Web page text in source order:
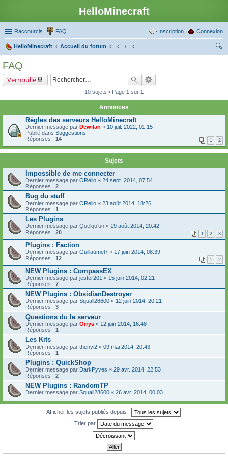
HelloMinecraft
Raccourcis FAQ Connexion
Inscription
HelloMinecraft
Accueil du forum
FAQ
Verrouillé
10 sujets • Page 1 sur 1
Annonces
Règles des serveurs HelloMinecraft
Dernier message par Dewilan « 10 juil. 2022, 01:15
Publié dans Suggestions
Réponses : 14 1 2
Sujets
Impossible de me connecter
Dernier message par ORelio « 24 sept. 2014, 07:54
Réponses : 2
Bug du stuff
Dernier message par ORelio « 23 août 2014, 18:26
Réponses : 1
Les Plugins
Dernier message par Quelqu'un « 19 août 2014, 20:42
Réponses : 20 1 2 3
Plugins : Faction
Dernier message par Guillaumel7 « 17 juin 2014, 08:39
Réponses : 12 1 2
NEW Plugins : CompassEX
Dernier message par jester201 « 15 juin 2014, 02:21
Réponses : 7
NEW Plugins : ObsidianDestroyer
Dernier message par Squall28600 « 12 juin 2014, 20:21
Réponses : 3
Questions du le serveur
Dernier message par Orrys « 12 juin 2014, 16:48
Réponses : 1
Les Kits
Dernier message par thenvi2 « 09 mai 2014, 20:43
Réponses : 1
Plugins : QuickShop
Dernier message par DarkPyves « 29 avr. 2014, 22:53
Réponses : 2
NEW Plugins : RandomTP
Dernier message par Squall28600 « 26 avr. 2014, 00:03
Afficher les sujets publiés depuis :
Trier par